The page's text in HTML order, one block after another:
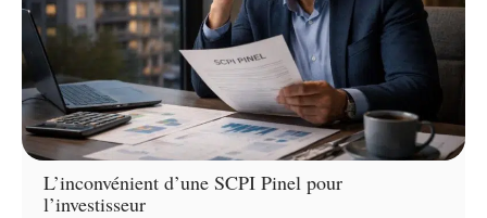
L’inconvénient d’une SCPI Pinel pour
l’investisseur